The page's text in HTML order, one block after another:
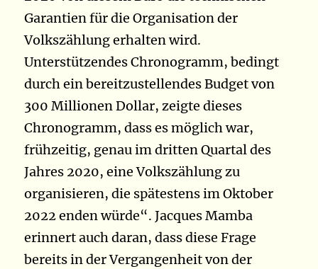
Garantien für die Organisation der
Volkszählung erhalten wird.
Unterstützendes Chronogramm, bedingt
durch ein bereitzustellendes Budget von
300 Millionen Dollar, zeigte dieses
Chronogramm, dass es möglich war,
frühzeitig, genau im dritten Quartal des
Jahres 2020, eine Volkszählung zu
organisieren, die spätestens im Oktober
2022 enden würde“. Jacques Mamba
erinnert auch daran, dass diese Frage
bereits in der Vergangenheit von der